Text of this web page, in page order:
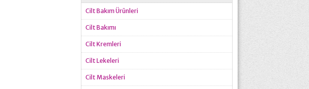
Cilt Bakım Ürünleri
Cilt Bakımı
Cilt Kremleri
Cilt Lekeleri
Cilt Maskeleri